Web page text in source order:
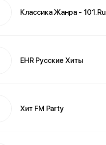
Классика Жанра - 101.Ru
EHR Русские Хиты
Хит FM Party